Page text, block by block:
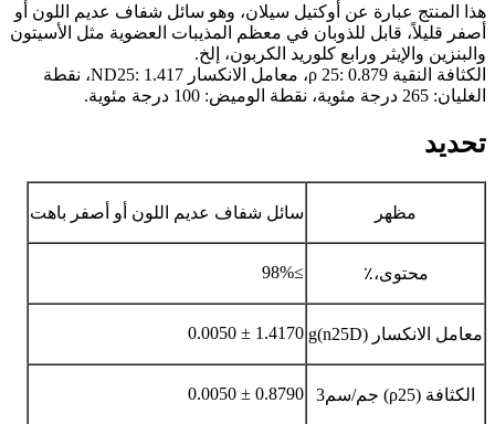
هذا المنتج عبارة عن أوكتيل سيلان، وهو سائل شفاف عديم اللون أو
أصفر قليلاً، قابل للذوبان في معظم المذيبات العضوية مثل الأسيتون
والبنزين والإيثر ورابع كلوريد الكربون، إلخ.
الكثافة النقية ρ 25: 0.879، معامل الانكسار ND25: 1.417، نقطة
الغليان: 265 درجة مئوية، نقطة الوميض: 100 درجة مئوية.
تحديد
مظهر سائل شفاف عديم اللون أو أصفر باهت
محتوى،٪ ≥98%
معامل الانكسار (n25D)g 1.4170 ± 0.0050
الكثافة (ρ25) جم/سم3 0.8790 ± 0.0050